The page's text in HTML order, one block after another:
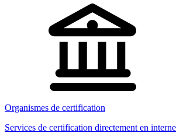
Organismes de certification
Services de certification directement en interne